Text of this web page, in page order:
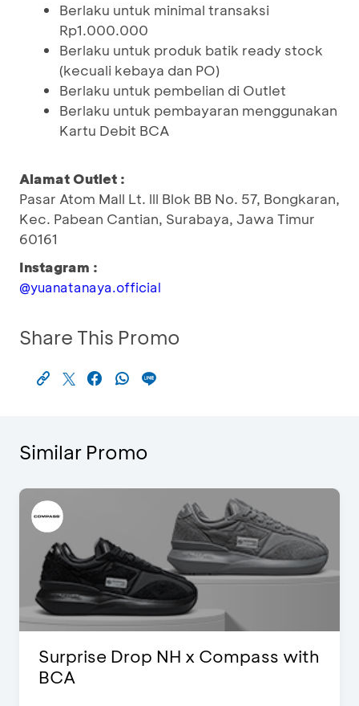
Berlaku untuk minimal transaksi
Rp1.000.000
Berlaku untuk produk batik ready stock
(kecuali kebaya dan PO)
Berlaku untuk pembelian di Outlet
Berlaku untuk pembayaran menggunakan
Kartu Debit BCA
Alamat Outlet :
Pasar Atom Mall Lt. lll Blok BB No. 57, Bongkaran,
Kec. Pabean Cantian, Surabaya, Jawa Timur
60161
Instagram :
@yuanatanaya.official
Share This Promo
Similar Promo
Surprise Drop NH x Compass with
BCA